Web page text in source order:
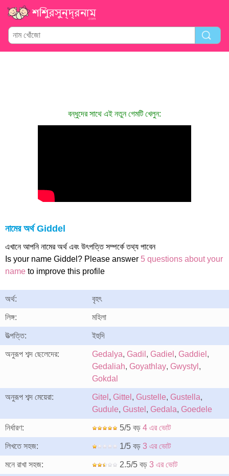
বন্ধুদের সাথে এই নতুন গেমটি খেলুন:
নামের অর্থ Giddel
এখানে আপনি নামের অর্থ এবং উৎপত্তি সম্পর্কে তথ্য পাবেন
Is your name Giddel? Please answer 5 questions about your
name to improve this profile
অর্থ: বৃহৎ
লিঙ্গ: মহিলা
উত্পত্তি: ইহুদি
অনুরূপ শব্দ ছেলেদের: Gedalya, Gadil , Gadiel , Gaddiel ,
Gedaliah, Goyathlay, Gwystyl ,
Gokdal
অনুরূপ শব্দ মেয়েরা: Gitel , Gittel , Gustelle, Gustella,
Gudule, Gustel , Gedala, Goedele
নির্ধারণ: 5/5 বড় 4 এর ভোট
লিখতে সহজ: 1/5 বড় 3 এর ভোট
মনে রাখা সহজ: 2.5/5 বড় 3 এর ভোট